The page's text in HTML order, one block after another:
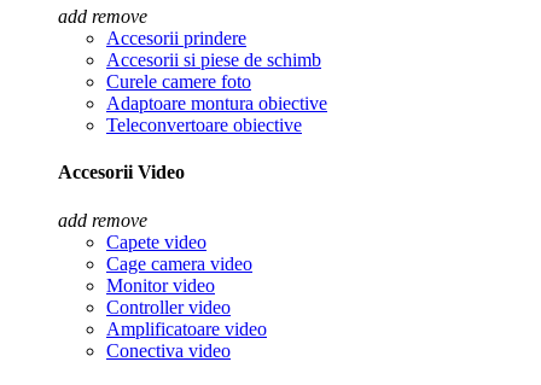
add remove
Accesorii prindere
Accesorii si piese de schimb
Curele camere foto
Adaptoare montura obiective
Teleconvertoare obiective
Accesorii Video
add remove
Capete video
Cage camera video
Monitor video
Controller video
Amplificatoare video
Conectiva video